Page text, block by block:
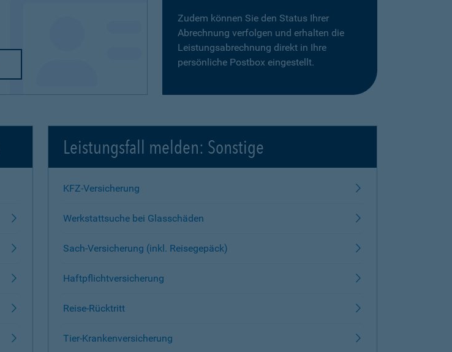
Zudem können Sie den Status Ihrer
Abrechnung verfolgen und erhalten die
Leistungsabrechnung direkt in Ihre
persönliche Postbox eingestellt.
Leistungsfall melden: Sonstige
KFZ-Versicherung
Werkstattsuche bei Glasschäden
Sach-Versicherung (inkl. Reisegepäck)
Haftpflichtversicherung
Reise-Rücktritt
Tier-Krankenversicherung